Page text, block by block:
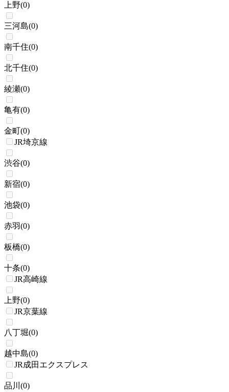
上野(0)
三河島(0)
南千住(0)
北千住(0)
綾瀬(0)
亀有(0)
金町(0)
JR埼京線
渋谷(0)
新宿(0)
池袋(0)
赤羽(0)
板橋(0)
十条(0)
JR高崎線
上野(0)
JR京葉線
八丁堀(0)
越中島(0)
JR成田エクスプレス
品川 (0)